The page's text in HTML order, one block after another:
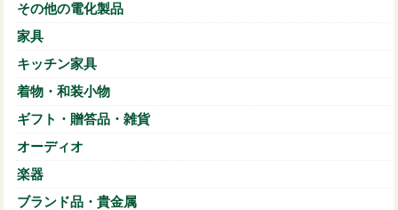
その他の電化製品
家具
キッチン家具
着物・和装小物
ギフト・贈答品・雑貨
オーディオ
楽器
ブランド品・貴金属